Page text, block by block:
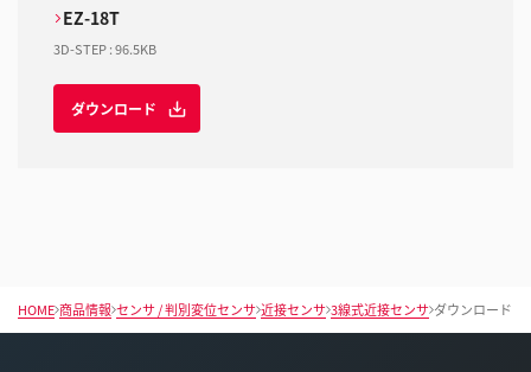
EZ-18T
3D-STEP:96.5KB
ダウンロード
HOME 商品情報 センサ / 判別変位センサ 近接センサ 3線式近接センサ ダウンロード